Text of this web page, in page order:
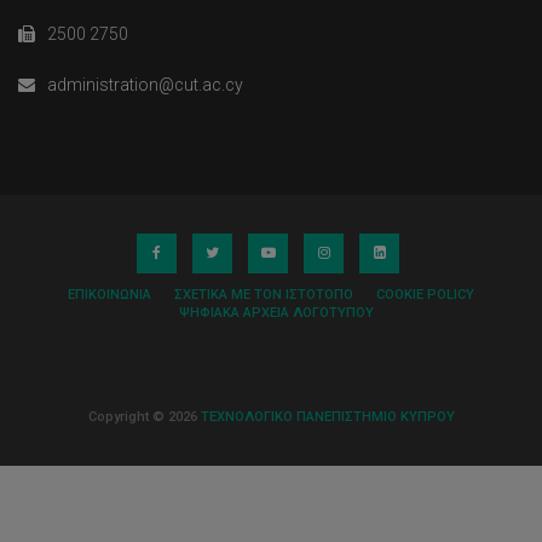
2500 2750
administration@cut.ac.cy
ΕΠΙΚΟΙΝΩΝΊΑ ΣΧΕΤΙΚΆ ΜΕ ΤΟΝ ΙΣΤΌΤΟΠΟ
COOKIE POLICY
ΨΗΦΙΑΚΆ ΑΡΧΕΊΑ ΛΟΓΌΤΥΠΟΥ
Copyright © 2026 ΤΕΧΝΟΛΟΓΙΚΟ ΠΑΝΕΠΙΣΤΗΜΙΟ ΚΥΠΡΟΥ